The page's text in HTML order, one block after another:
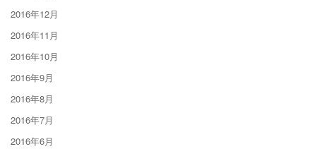
2016年12月
2016年11月
2016年10月
2016年9月
2016年8月
2016年7月
2016年6月